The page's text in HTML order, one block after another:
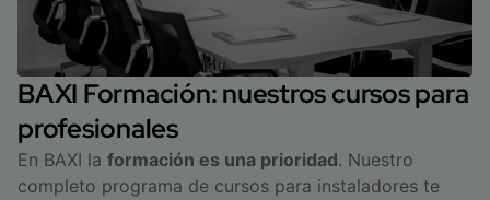
BAXI Formación: nuestros cursos para
profesionales
En BAXI la formación es una prioridad. Nuestro
completo programa de cursos para instaladores te